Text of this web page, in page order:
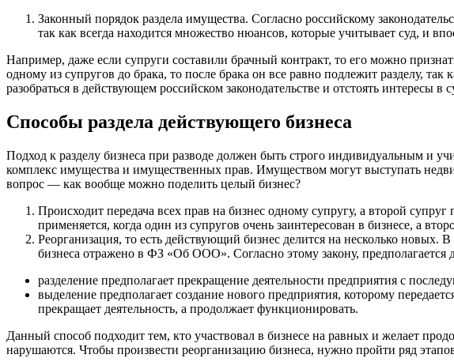
Законный порядок раздела имущества. Согласно российскому
так как всегда находится множество нюансов, которые учитывает суд, и
Например, даже если супруги составили брачный контракт, то его можно
одному из супругов до брака, то после брака он все равно подлежит разделу,
разобраться в действующем российском законодательстве и отстоять интересы
Способы раздела действующего бизнеса
Подход к разделу бизнеса при разводе должен быть строго индивидуальным
комплекс имущества и имущественных прав. Имуществом могут выступать
вопрос — как вообще можно поделить целый бизнес?
Происходит передача всех прав на бизнес одному супругу, а второй
применяется, когда один из супругов очень заинтересован в бизнесе, а
Реорганизация, то есть действующий бизнес делится на несколько
бизнеса отражено в ФЗ «Об ООО». Согласно этому закону, предполагается
разделение предполагает прекращение деятельности предприятия с
выделение предполагает создание нового предприятия, которому
прекращает деятельность, а продолжает функционировать.
Данный способ подходит тем, кто участвовал в бизнесе на равных и желает
нарушаются. Чтобы произвести реорганизацию бизнеса, нужно пройти ряд